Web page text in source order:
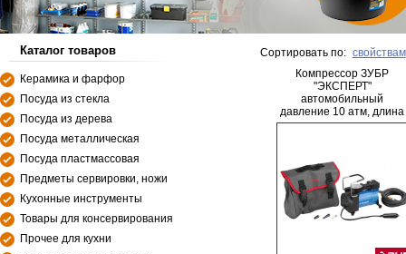
Каталог товаров
Керамика и фарфор
Посуда из стекла
Посуда из дерева
Посуда металлическая
Посуда пластмассовая
Предметы сервировки, ножи
Кухонные инструменты
Товары для консервирования
Прочее для кухни
Сортировать по: свойствам
Компрессор ЗУБР
"ЭКСПЕРТ"
автомобильный
давление 10 атм, длина
провода 3 м, длина